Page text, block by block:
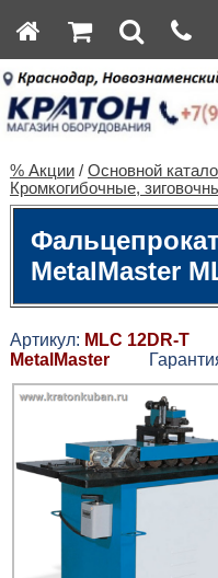
% Акции/ Основной
Кромкогибочные,
MetalMaster
Артикул: MLC 12DR-T
MetalMaster